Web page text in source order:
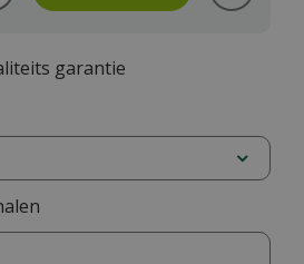
garantie